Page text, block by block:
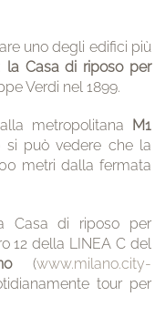
uno degli edifici più
la Casa di riposo per
Verdi nel 1899.
metropolitana M1
si può vedere che la
metri dalla fermata
Casa di riposo per
12 della LINEA C del
(www.milano.city-
tour per